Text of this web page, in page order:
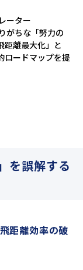
ーター
がちな「努力の
距離最大化」と
ロードマップを提
を誤解する
距離効率の破